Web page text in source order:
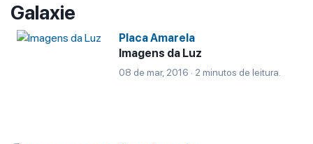
Galaxie
Placa Amarela
Imagens da Luz
08 de mar, 2016 · 2 minutos de leitura.